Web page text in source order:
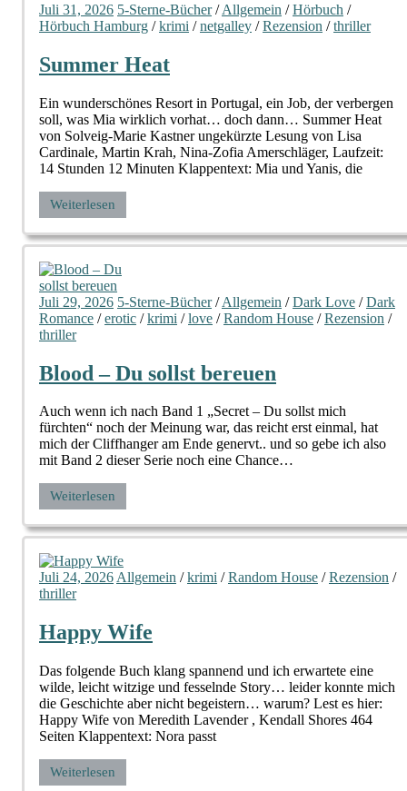
Juli 31, 2026 5-Sterne-Bücher/Allgemein /Hörbuch /
Hörbuch Hamburg /krimi /netgalley /Rezension /thriller
Summer Heat
Ein wunderschönes Resort in Portugal, ein Job, der verbergen
soll, was Mia wirklich vorhat… doch dann… Summer Heat
von Solveig-Marie Kastner ungekürzte Lesung von Lisa
Cardinale, Martin Krah, Nina-Zofia Amerschläger, Laufzeit:
14 Stunden 12 Minuten Klappentext: Mia und Yanis, die
Weiterlesen
Juli 29, 2026 5-Sterne-Bücher/Allgemein /Dark Love /Dark
Romance /erotic /krimi /love /Random House /Rezension /
thriller
Blood – Du sollst bereuen
Auch wenn ich nach Band 1 „Secret – Du sollst mich
fürchten“ noch der Meinung war, das reicht erst einmal, hat
mich der Cliffhanger am Ende genervt.. und so gebe ich also
mit Band 2 dieser Serie noch eine Chance…
Weiterlesen
Juli 24, 2026Allgemein /krimi /Random House /Rezension /
thriller
Happy Wife
Das folgende Buch klang spannend und ich erwartete eine
wilde, leicht witzige und fesselnde Story… leider konnte mich
die Geschichte aber nicht begeistern… warum? Lest es hier:
Happy Wife von Meredith Lavender , Kendall Shores 464
Seiten Klappentext: Nora passt
Weiterlesen